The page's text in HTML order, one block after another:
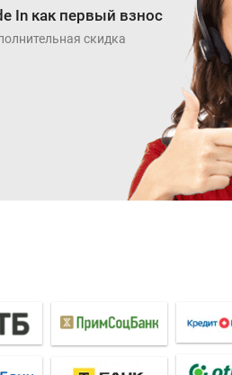
In как первый взнос
скидка